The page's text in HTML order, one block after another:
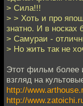
> Сила!!!
> > Хоть и про
знатно. И в носках
> Самураи -
> Но жить так не
Этот фильм более
взгляд на
http://
http://